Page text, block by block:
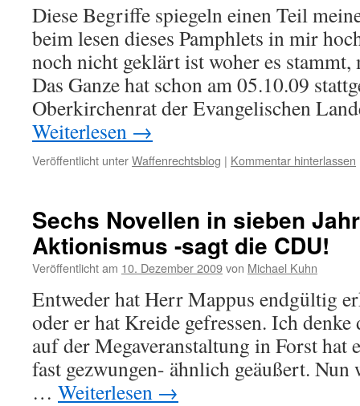
Diese Begriffe spiegeln einen Teil
beim lesen dieses Pamphlets in mir
noch nicht geklärt ist woher es
Das Ganze hat schon am 05.10.09
Oberkirchenrat der Evangelischen
Weiterlesen →
Veröffentlicht unterWaffenrechtsblog | Kommentar hinterlassen
Sechs Novellen in sieben
Aktionismus -sagt die CDU!
Veröffentlicht am 10. Dezember 2009von Michael Kuhn
Entweder hat Herr Mappus endgültig
oder er hat Kreide gefressen. Ich denke
auf der Megaveranstaltung in Forst hat
fast gezwungen- ähnlich geäußert. Nun
… Weiterlesen →